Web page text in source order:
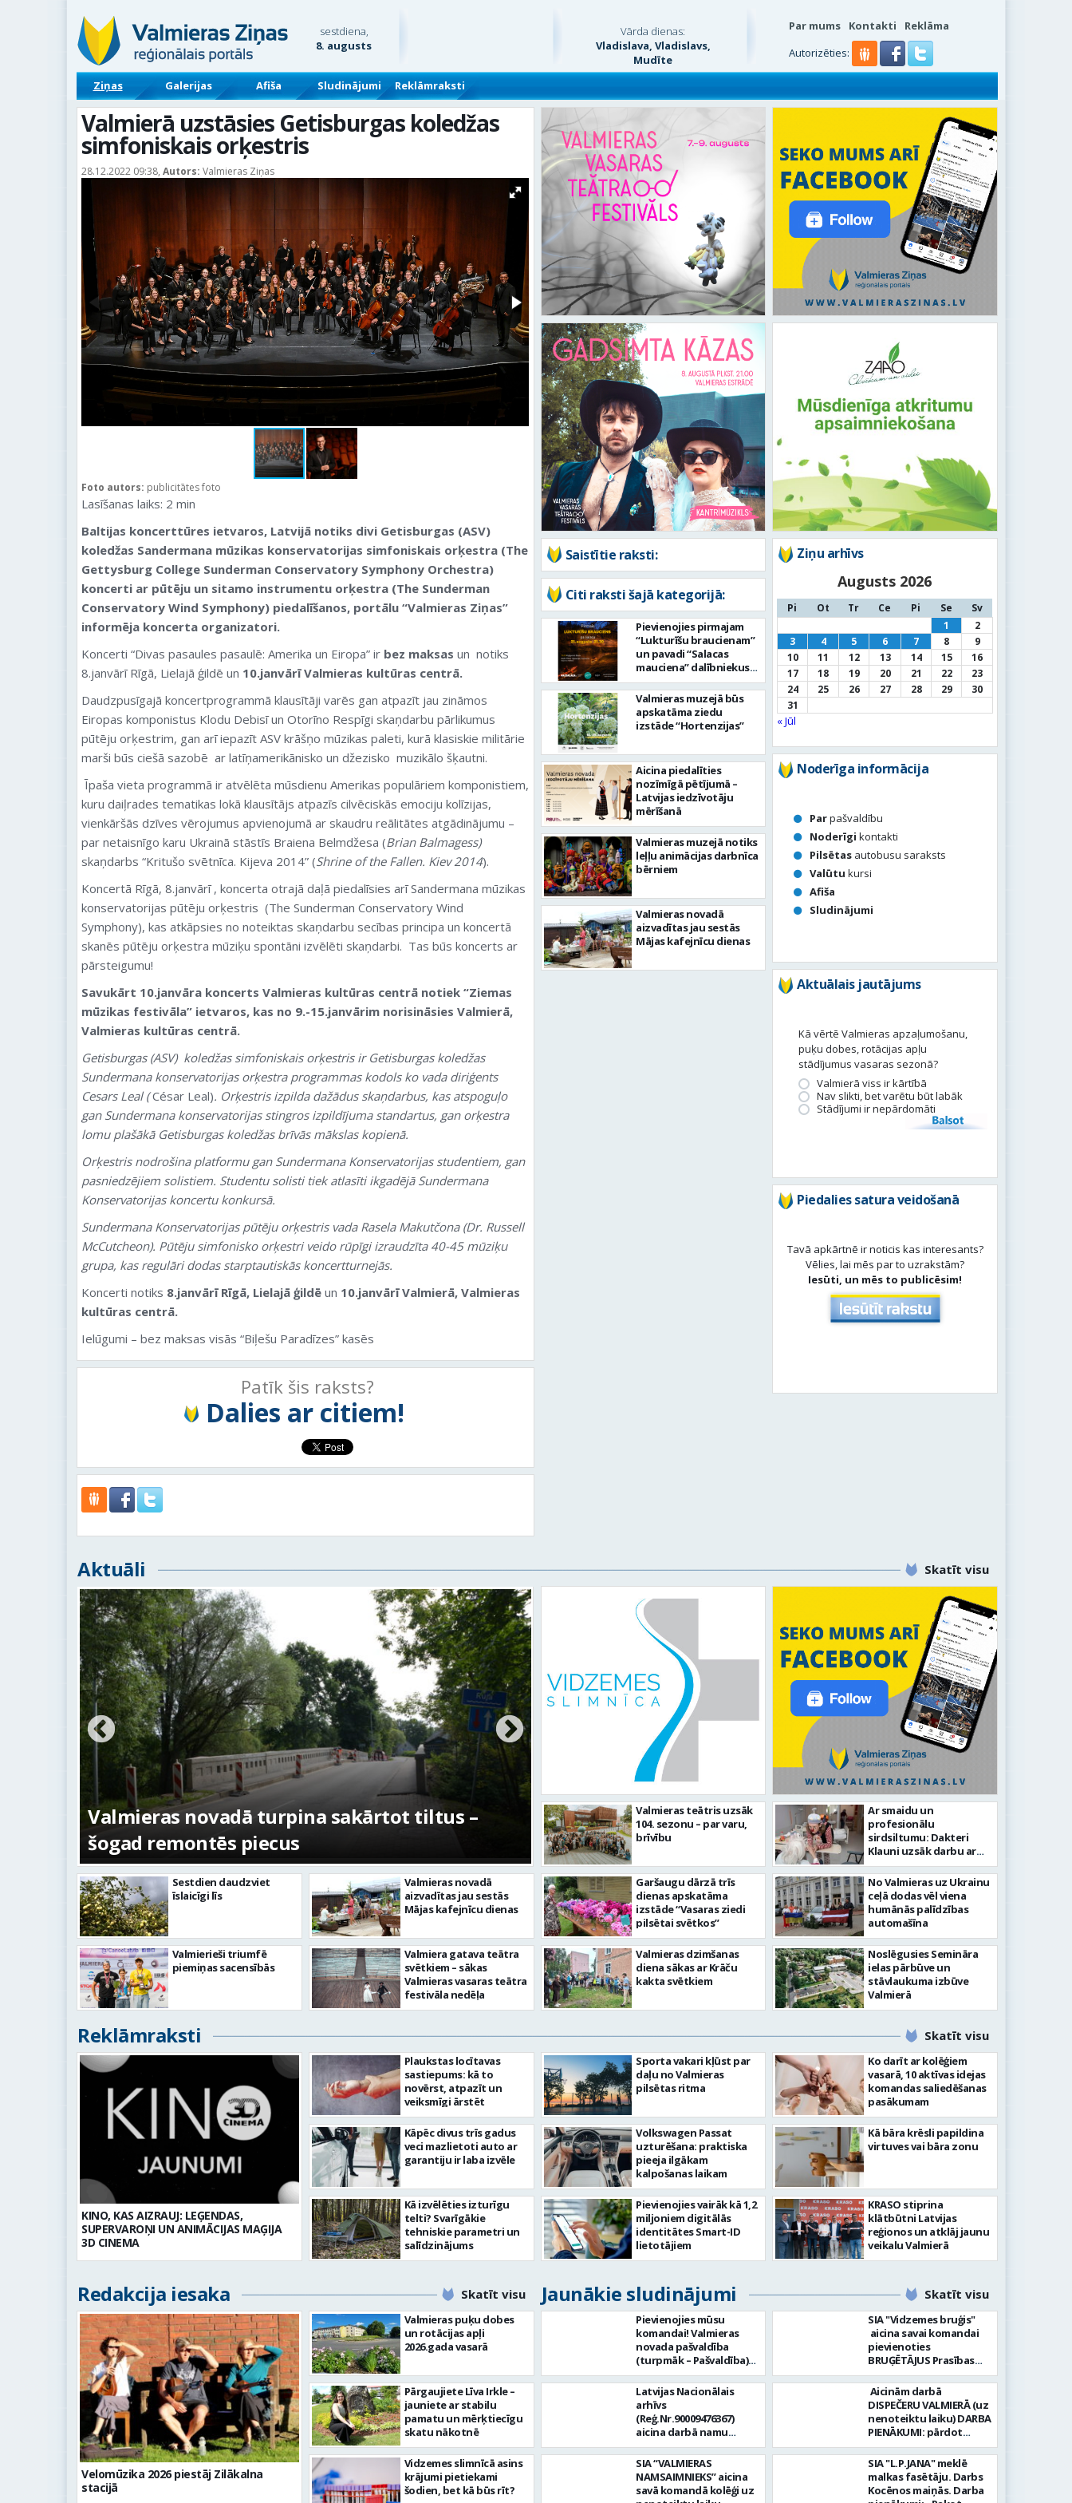
sestdiena,
8. augusts
Vārda dienas:
Vladislava, Vladislavs,
Mudīte
Par mums Kontakti
Reklāma
Autorizēties:
Ziņas Galerijas Afiša Sludinājumi Reklāmraksti
Valmierā uzstāsies Getisburgas koledžas
simfoniskais orķestris
28.12.2022 09:38, Autors: Valmieras Ziņas
Foto autors: publicitātes foto
Lasīšanas laiks: 2 min
Baltijas koncerttūres ietvaros, Latvijā notiks divi Getisburgas (ASV)
koledžas Sandermana mūzikas konservatorijas simfoniskais orķestra (The
Gettysburg College Sunderman Conservatory Symphony Orchestra)
koncerti ar pūtēju un sitamo instrumentu orķestra (The Sunderman
Conservatory Wind Symphony) piedalīšanos, portālu “Valmieras Ziņas”
informēja koncerta organizatori.
Koncerti “Divas pasaules pasaulē: Amerika un Eiropa” ir bez maksas un notiks
8.janvārī Rīgā, Lielajā ģildē un 10.janvārī Valmieras kultūras centrā.
Daudzpusīgajā koncertprogrammā klausītāji varēs gan atpazīt jau zināmos
Eiropas komponistus Klodu Debisī un Otorīno Respīgi skaņdarbu pārlikumus
pūtēju orķestrim, gan arī iepazīt ASV krāšņo mūzikas paleti, kurā klasiskie militārie
marši būs ciešā sazobē ar latīņamerikānisko un džezisko muzikālo šķautni.
Īpaša vieta programmā ir atvēlēta mūsdienu Amerikas populāriem komponistiem,
kuru daiļrades tematikas lokā klausītājs atpazīs cilvēciskās emociju kolīzijas,
vienkāršās dzīves vērojumus apvienojumā ar skaudru reālitātes atgādinājumu –
par netaisnīgo karu Ukrainā stāstīs Braiena Belmdžesa (Brian Balmagess)
skaņdarbs “Kritušo svētnīca. Kijeva 2014” (Shrine of the Fallen. Kiev 2014).
Koncertā Rīgā, 8.janvārī , koncerta otrajā daļā piedalīsies arī Sandermana mūzikas
konservatorijas pūtēju orķestris (The Sunderman Conservatory Wind
Symphony), kas atkāpsies no noteiktas skaņdarbu secības principa un koncertā
skanēs pūtēju orķestra mūziķu spontāni izvēlēti skaņdarbi. Tas būs koncerts ar
pārsteigumu!
Savukārt 10.janvāra koncerts Valmieras kultūras centrā notiek “Ziemas
mūzikas festivāla” ietvaros, kas no 9.-15.janvārim norisināsies Valmierā,
Valmieras kultūras centrā.
Getisburgas (ASV) koledžas simfoniskais orķestris ir Getisburgas koledžas
Sundermana konservatorijas orķestra programmas kodols ko vada diriģents
Cesars Leal (César Leal). Orķestris izpilda dažādus skaņdarbus, kas atspoguļo
gan Sundermana konservatorijas stingros izpildījuma standartus, gan orķestra
lomu plašākā Getisburgas koledžas brīvās mākslas kopienā.
Orķestris nodrošina platformu gan Sundermana Konservatorijas studentiem, gan
pasniedzējiem solistiem. Studentu solisti tiek atlasīti ikgadējā Sundermana
Konservatorijas koncertu konkursā.
Sundermana Konservatorijas pūtēju orķestris vada Rasela Makutčona (Dr. Russell
McCutcheon). Pūtēju simfonisko orķestri veido rūpīgi izraudzīta 40-45 mūziķu
grupa, kas regulāri dodas starptautiskās koncertturnejās.
Koncerti notiks 8.janvārī Rīgā, Lielajā ģildē un 10.janvārī Valmierā, Valmieras
kultūras centrā.
Ielūgumi – bez maksas visās “Biļešu Paradīzes” kasēs
Patīk šis raksts?
Dalies ar citiem!
Saistītie raksti:
Citi raksti šajā kategorijā:
Pievienojies pirmajam
“Lukturīšu braucienam”
un pavadi “Salacas
mauciena” dalībniekus
ceļā uz jūru!
Valmieras muzejā būs
apskatāma ziedu
izstāde “Hortenzijas”
Aicina piedalīties
nozīmīgā pētījumā –
Latvijas iedzīvotāju
mērīšanā
Valmieras muzejā notiks
leļļu animācijas darbnīca
bērniem
Valmieras novadā
aizvadītas jau sestās
Mājas kafejnīcu dienas
Ziņu arhīvs
Augusts 2026
Pi Ot Tr Ce Pi Se
Sv
1
2
3
4 5 6 7 8
9
10
11 12 13 14 15
16
17
18 19 20 21 22
23
24
25 26 27 28 29
30
31
« Jūl
Noderīga informācija
Parpašvaldību
Noderīgi kontakti
Pilsētas autobusu saraksts
Valūtu kursi
Afiša
Sludinājumi
Aktuālais jautājums
Kā vērtē Valmieras apzaļumošanu,
puķu dobes, rotācijas apļu
stādījumus vasaras sezonā?
Valmierā viss ir kārtībā
Nav slikti, bet varētu būt labāk
Stādījumi ir nepārdomāti
Balsot
Piedalies satura veidošanā
Tavā apkārtnē ir noticis kas interesants?
Vēlies, lai mēs par to uzrakstām?
Iesūti, un mēs to publicēsim!
Aktuāli Skatīt visu
No pagaidu teātra līdz laikmetīgās kultūras
centram – kā attīstīsies “Kurtuve”
FOTO: Ar daudzveidīgiem notikumiem
aizvadīta Valmieras 743. dzimšanas diena
Sestdien daudzviet
īslaicīgi līs
Valmierieši triumfē
piemiņas sacensībās
Valmieras novadā
aizvadītas jau sestās
Mājas kafejnīcu dienas
Valmiera gatava teātra
svētkiem – sākas
Valmieras vasaras teātra
festivāla nedēļa
Valmieras teātris uzsāk
104. sezonu – par varu,
brīvību
Garšaugu dārzā trīs
dienas apskatāma
izstāde “Vasaras ziedi
pilsētai svētkos”
Valmieras dzimšanas
diena sākas ar Krāču
kakta svētkiem
Ar smaidu un
profesionālu
sirdsiltumu: Dakteri
Klauni uzsāk darbu ar
senioriem Vidzemes
slimnīcā
No Valmieras uz Ukrainu
ceļā dodas vēl viena
humānās palīdzības
automašīna
Noslēgusies Semināra
ielas pārbūve un
stāvlaukuma izbūve
Valmierā
Reklāmraksti Skatīt visu
KINO, KAS AIZRAUJ: LEĢENDAS,
SUPERVAROŅI UN ANIMĀCIJAS MAĢIJA
3D CINEMA
Plaukstas locītavas
sastiepums: kā to
novērst, atpazīt un
veiksmīgi ārstēt
Kāpēc divus trīs gadus
veci mazlietoti auto ar
garantiju ir laba izvēle
Kā izvēlēties izturīgu
telti? Svarīgākie
tehniskie parametri un
salīdzinājums
Sporta vakari kļūst par
daļu no Valmieras
pilsētas ritma
Volkswagen Passat
uzturēšana: praktiska
pieeja ilgākam
kalpošanas laikam
Pievienojies vairāk kā 1,2
miljoniem digitālās
identitātes Smart-ID
lietotājiem
Ko darīt ar kolēģiem
vasarā, 10 aktīvas idejas
komandas saliedēšanas
pasākumam
Kā bāra krēsli papildina
virtuves vai bāra zonu
KRASO stiprina
klātbūtni Latvijas
reģionos un atklāj jaunu
veikalu Valmierā
Redakcija iesaka Skatīt visu Jaunākie sludinājumi Skatīt visu
Velomūzika 2026 piestāj Zilākalna
stacijā
Valmieras puķu dobes
un rotācijas apļi
2026.gada vasarā
Pārgaujiete Līva Irkle –
jauniete ar stabilu
pamatu un mērķtiecīgu
skatu nākotnē
Vidzemes slimnīcā asins
krājumi pietiekami
šodien, bet kā būs rīt?
Pievienojies mūsu
komandai! Valmieras
novada pašvaldība
(turpmāk – Pašvaldība)
aicina darbā
Informācijas tehnoloģiju
centra (ITC) informācijas
tehnoloģiju
administratoru/-i (uz
vieta: Rūjienas un
Naukšēnu apvienību
teritorijās Ja Tev ir
vēlme: nodrošināt ar
Latvijas Nacionālais
arhīvs
(Reģ.Nr.90009476367)
aicina darbā namu
pārzini (uz nenoteiktu
laiku) Valmieras zonālajā
valsts arhīvā Mēs
Valmieras zonālajā valsts
arhīvā uzkrājam,
SIA “VALMIERAS
NAMSAIMNIEKS” aicina
savā komandā kolēģi uz
SIA "Vidzemes bruģis"
aicina savai komandai
pievienoties
BRUĢĒTĀJUS Prasības
pretendentiem: Vēlme
strādāt - augsta
atbildības sajūta pret
darbu, precizitāte;
Pieredze bruģēšanā vai
ceļu būvniecībā. Darba
pienākumi: Bruģakmens
ieklāšana; Ceļu, ielas
apmaļu uzstādīšana;
Bruģakmens un apmaļu
Aicinām darbā
DISPEČERU VALMIERĀ (uz
nenoteiktu laiku) DARBA
PIENĀKUMI: pārdot
braukšanas
dokumentus organizēt
un koordinēt autobusu
ikdienas maršrutu
plānošanu un izpildi
SIA "L.P.JANA" meklē
malkas fasētāju. Darbs
Kocēnos maiņās. Darba